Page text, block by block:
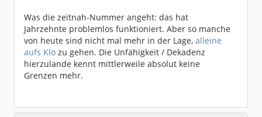
Was die zeitnah-Nummer angeht: das hat
Jahrzehnte problemlos funktioniert. Aber so manche
von heute sind nicht mal mehr in der Lage, alleine
aufs Klo zu gehen. Die Unfähigkeit / Dekadenz
hierzulande kennt mittlerweile absolut keine
Grenzen mehr.